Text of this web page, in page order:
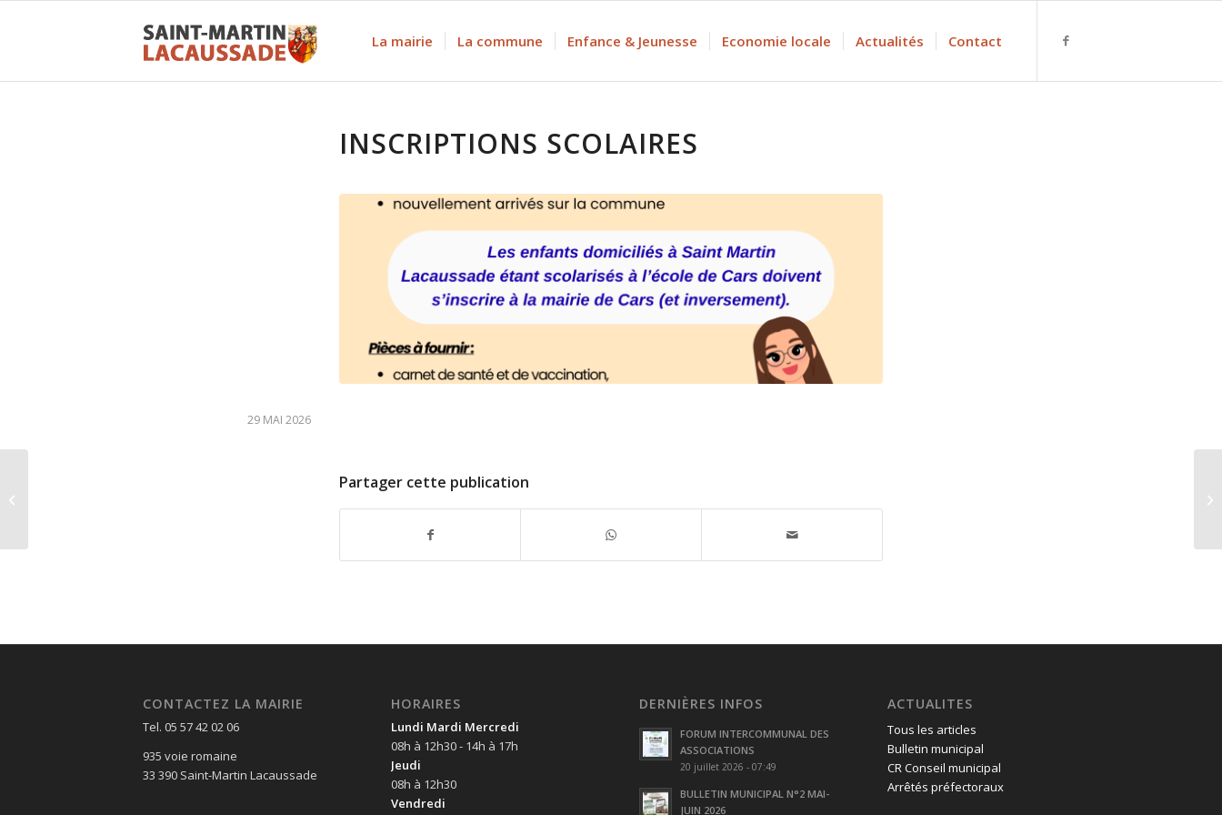
La mairie La commune Enfance & Jeunesse Economie locale Actualités Contact
INSCRIPTIONS SCOLAIRES
29 MAI 2026
Partager cette publication
CONTACTEZ LA MAIRIE
Tel. 05 57 42 02 06
935 voie romaine
33 390 Saint-Martin Lacaussade
HORAIRES
Lundi Mardi Mercredi
08h à 12h30 - 14h à 17h
Jeudi
08h à 12h30
Vendredi
DERNIÈRES INFOS
FORUM INTERCOMMUNAL DES
ASSOCIATIONS
20 juillet 2026 - 07:49
BULLETIN MUNICIPAL N°2 MAI-
JUIN 2026
ACTUALITES
Tous les articles
Bulletin municipal
CR Conseil municipal
Arrêtés préfectoraux